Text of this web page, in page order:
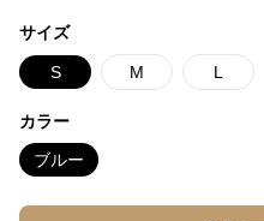
サイズ
S M L
カラー
ブルー